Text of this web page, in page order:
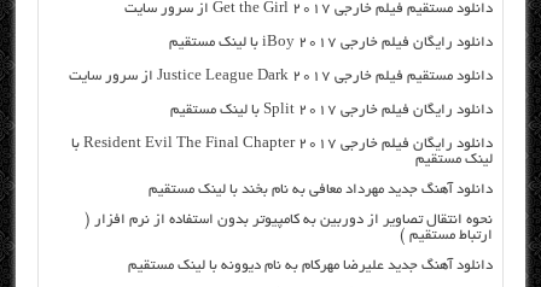
دانلود مستقیم فیلم خارجی Get the Girl 2017 از سرور سایت
دانلود رایگان فیلم خارجی iBoy 2017 با لینک مستقیم
دانلود مستقیم فیلم خارجی Justice League Dark 2017 از سرور سایت
دانلود رایگان فیلم خارجی Split 2017 با لینک مستقیم
دانلود رایگان فیلم خارجی Resident Evil The Final Chapter 2017 با
لینک مستقیم
دانلود آهنگ جدید مهرداد معافی به نام بخند با لینک مستقیم
نحوه انتقال تصاویر از دوربین به کامپیوتر بدون استفاده از نرم افزار (
ارتباط مستقیم )
دانلود آهنگ جدید علیرضا مهرکام به نام دیوونه با لینک مستقیم